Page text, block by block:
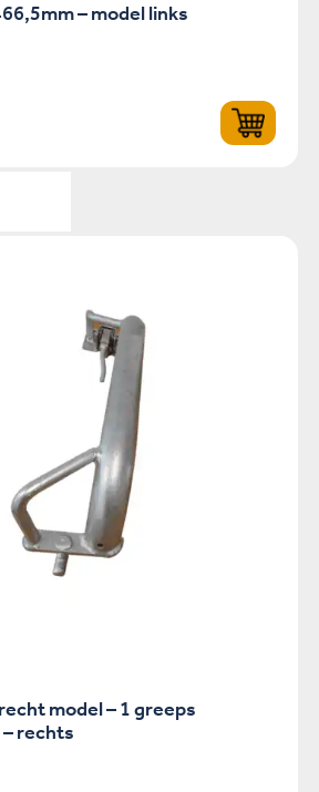
– model links
model – 1 greeps
rechts